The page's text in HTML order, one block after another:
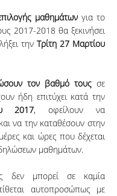
μαθημάτων για το
2017-2018 θα ξεκινήσει
τηνΤρίτη 27 Μαρτίου
τον βαθμό τους σε
ήδη επιτύχει κατά την
2017, οφείλουν να
να την καταθέσουν στην
και ώρες που δέχεται
μαθημάτων.
δεν μπορεί σε καμία
αυτοπροσώπως με